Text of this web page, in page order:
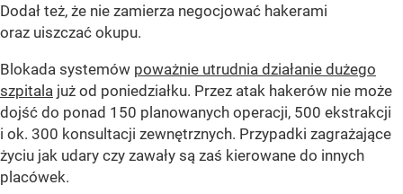
Dodał też, że nie zamierza negocjować hakerami
oraz uiszczać okupu.
Blokada systemów poważnie utrudnia działanie dużego
szpitala już od poniedziałku. Przez atak hakerów nie może
dojść do ponad 150 planowanych operacji, 500 ekstrakcji
i ok. 300 konsultacji zewnętrznych. Przypadki zagrażające
życiu jak udary czy zawały są zaś kierowane do innych
placówek.